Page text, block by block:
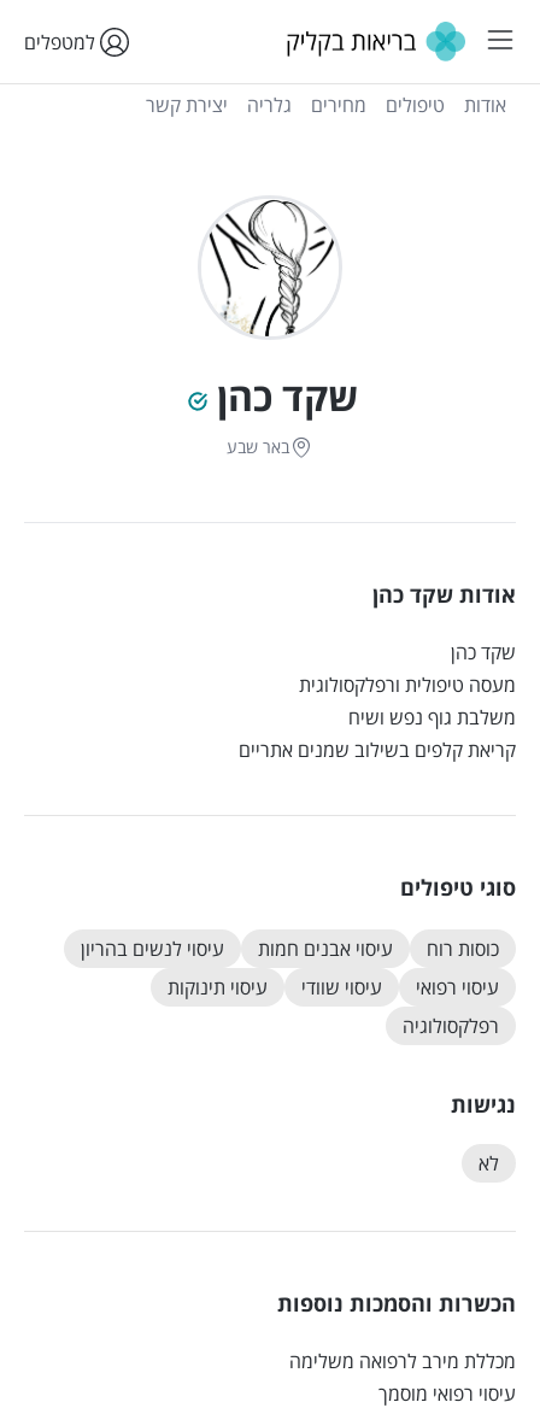
למטפלים
שקד כהן
באר שבע
אודות טיפולים מחירים גלריה יצירת קשר
אודות שקד כהן
שקד כהן
מעסה טיפולית ורפלקסולוגית
משלבת גוף נפש ושיח
קריאת קלפים בשילוב שמנים אתריים
סוגי טיפולים
כוסות רוח עיסוי אבנים חמות
עיסוי לנשים בהריון
עיסוי רפואי
עיסוי שוודי
עיסוי תינוקות
רפלקסולוגיה
נגישות
לא
הכשרות והסמכות נוספות
מכללת מירב לרפואה משלימה
עיסוי רפואי מוסמך